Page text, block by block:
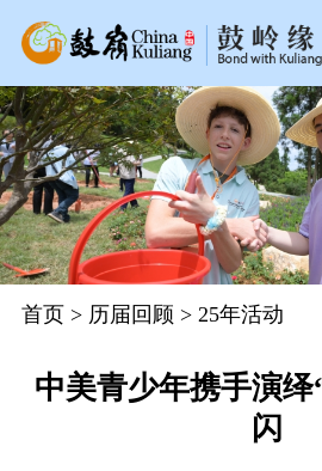
首页> 历届回顾 > 25年活动
中美青少年携手演
闪